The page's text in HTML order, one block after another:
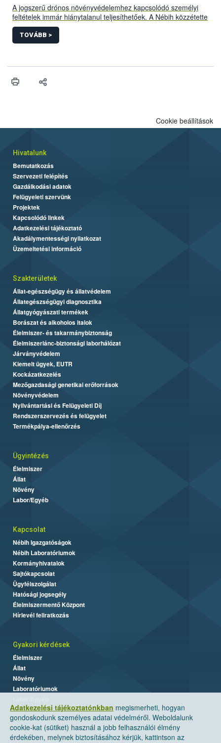
A jogszerű drónos növényvédelemhez kapcsolódó személyi
feltételek immár hiánytalanul teljesíthetőek. A Nébih közzétette
honlapján a növényvédelmi drónpilóták jegyzékét. Az
alábbiakban a drónos növényvédelemmel kapcsolatos aktuális
helyzetkép és a legfontosabb tudnivalók olvashatóak.
TOVÁBB >
Adatkezelési tájékoztatónkban megismerheti, hogyan
gondoskodunk személyes adatai védelméről. Weboldalunk
cookie-kat (sütiket) használ a jobb felhasználói élmény
érdekében, melynek biztosításához kérjük, kattintson az
Cookie beállítások
Hivatalunk
Bemutatkozás
Szervezeti felépítés
Gazdálkodási adatok
Felügyeleti szervünk
Projektek
Kapcsolódó linkek
Adatkezelési tájékoztató
Akadálymentességi nyilatkozat
Üzemeltetési információ
Szakterületek
Állat-egészségügy és állatvédelem
Állategészségügyi diagnosztika
Állatgyógyászati termékek
Borászat és alkoholos italok
Élelmiszer- és takarmánybiztonság
Élelmiszerlánc-biztonsági laborhálózat
Járványvédelem
Kiemelt ügyek, EUTR
Kockázatkezelés
Mezőgazdasági genetikai erőforrások
Növényvédelem
Nyilvántartási és Felügyeleti Díj
Rendszerszervezés és felügyelet
Termékpálya-ellenőrzés
Ügyintézés
Élelmiszer
Állat
Növény
Labor/Egyéb
Kapcsolat
Nébih Igazgatóságok
Nébih Laboratóriumok
Kormányhivatalok
Sajtókapcsolat
Ügyfélszolgálat
Hatósági jogsegély
Élelmiszermentő Központ
Hírlevél feliratkozás
Gyakori kérdések
Élelmiszer
Állat
Növény
Laboratóriumok